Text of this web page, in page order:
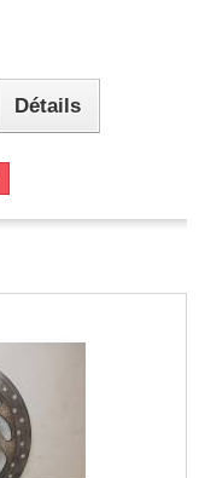
Détails